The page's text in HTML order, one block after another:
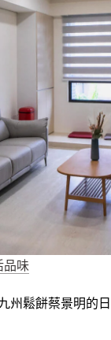
品味
州鬆餅蔡景明的